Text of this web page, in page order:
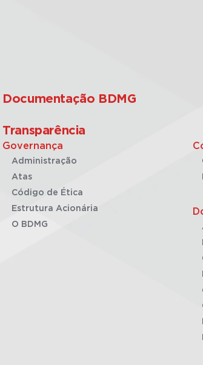
Documentação BDMG
Transparência
Governança
Administração
Atas
Código de Ética
Estrutura Acionária
O BDMG